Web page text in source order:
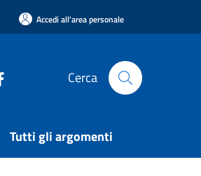
Accedi all'area personale
Cerca
Tutti gli argomenti